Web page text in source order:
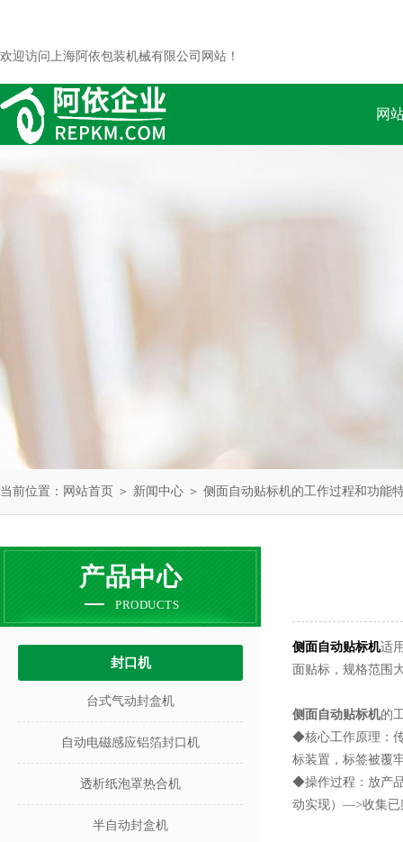
欢迎访问上海阿依包装机械有限公司网站！
网
当前位置： 网站首页 ＞ 新闻中心 ＞ 侧面自动贴标机的工作过程和功能
产品中心
PRODUCTS
封口机
台式气动封盒机
自动电磁感应铝箔封口机
透析纸泡罩热合机
半自动封盒机
侧面自动贴标机适
面贴标，规格范围
侧面自动贴标机的
◆核心工作原理：
标装置，标签被覆
◆操作过程：放产
动实现）—>收集已